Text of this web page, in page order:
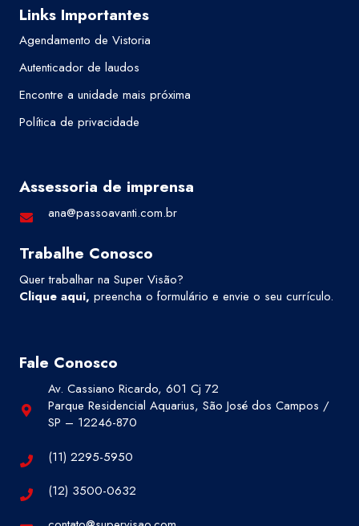
Links Importantes
Agendamento de Vistoria
Autenticador de laudos
Encontre a unidade mais próxima
Política de privacidade
Assessoria de imprensa
ana@passoavanti.com.br
Trabalhe Conosco
Quer trabalhar na Super Visão?
Clique aqui, preencha o formulário e envie o seu currículo.
Fale Conosco
Av. Cassiano Ricardo, 601 Cj 72
Parque Residencial Aquarius, São José dos Campos /
SP – 12246-870
(11) 2295-5950
(12) 3500-0632